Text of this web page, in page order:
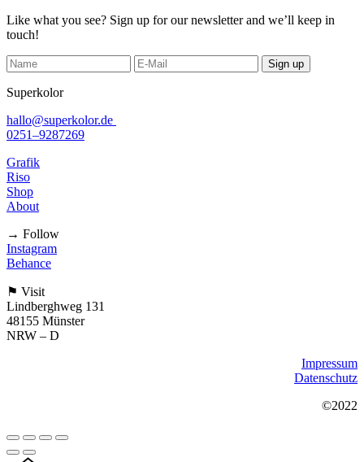
Like what you see? Sign up for our newsletter and we’ll keep in
touch!
Sign up
Superkolor
hallo@superkolor.de
0251–9287269
Grafik
Riso
Shop
About
→ Follow
Instagram
Behance
⚑ Visit
Lindberghweg 131
48155 Münster
NRW – D
Impressum
Datenschutz
©2022